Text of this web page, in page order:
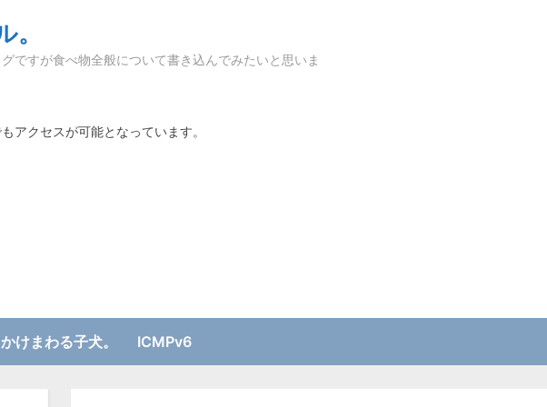
。
ですが食べ物全般について書き込んでみたいと思いま
アクセスが可能となっています。
Toggle
かけまわる子犬。 ICMPv6